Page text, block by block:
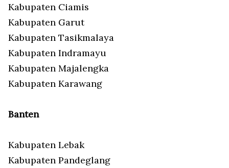
Kabupaten Ciamis
Kabupaten Garut
Kabupaten Tasikmalaya
Kabupaten Indramayu
Kabupaten Majalengka
Kabupaten Karawang
Banten
Kabupaten Lebak
Kabupaten Pandeglang